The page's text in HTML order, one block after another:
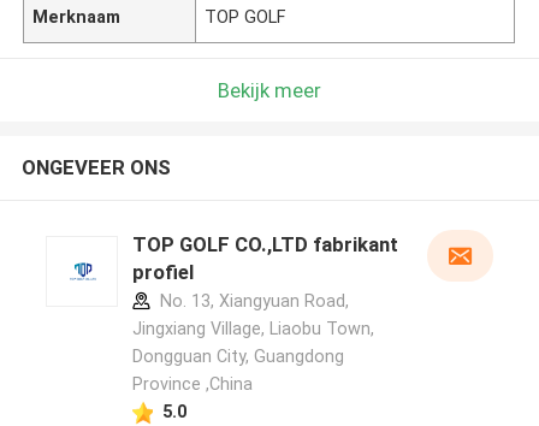
Merknaam TOP GOLF
Bekijk meer
ONGEVEER ONS
TOP GOLF CO.,LTD fabrikant
profiel
No. 13, Xiangyuan Road,
Jingxiang Village, Liaobu Town,
Dongguan City, Guangdong
Province ,China
5.0